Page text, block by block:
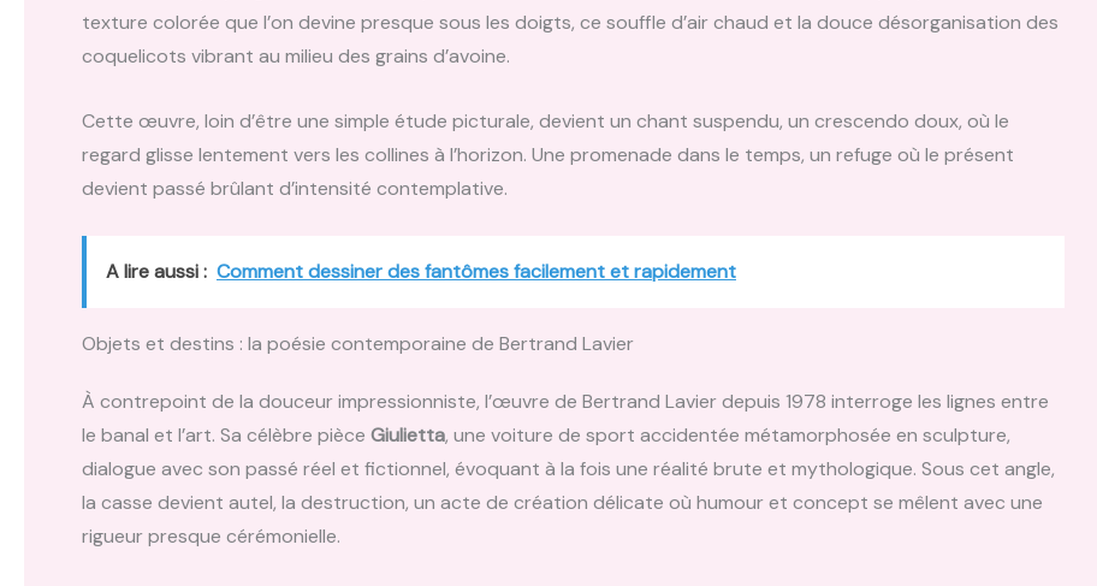
texture colorée que l’on devine presque sous les doigts, ce souffle d’air chaud et la douce désorganisation des
coquelicots vibrant au milieu des grains d’avoine.
Cette œuvre, loin d’être une simple étude picturale, devient un chant suspendu, un crescendo doux, où le
regard glisse lentement vers les collines à l’horizon. Une promenade dans le temps, un refuge où le présent
devient passé brûlant d’intensité contemplative.
A lire aussi : Comment dessiner des fantômes facilement et rapidement
Objets et destins : la poésie contemporaine de Bertrand Lavier
À contrepoint de la douceur impressionniste, l’œuvre de Bertrand Lavier depuis 1978 interroge les lignes entre
le banal et l’art. Sa célèbre pièce Giulietta, une voiture de sport accidentée métamorphosée en sculpture,
dialogue avec son passé réel et fictionnel, évoquant à la fois une réalité brute et mythologique. Sous cet angle,
la casse devient autel, la destruction, un acte de création délicate où humour et concept se mêlent avec une
rigueur presque cérémonielle.